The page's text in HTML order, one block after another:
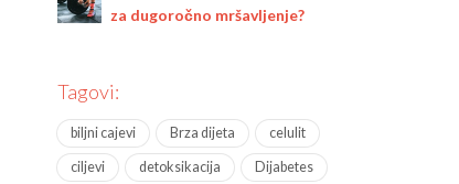
za dugoročno mršavljenje?
Tagovi:
biljni cajevi Brza dijeta celulit
ciljevi detoksikacija Dijabetes